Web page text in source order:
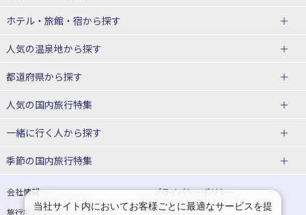
北海道
東北
青森県
宮城県
山形県
関東
埼玉県 千葉県
ホテル・旅館・宿から探す
北海道ホテル・旅館
青森県ホテル・旅館
宮城県ホテル・旅館
山形県ホテル・旅館
東京都ホテル・旅館 神奈川県ホテル・旅館
人気の温泉地から探す
北海道
湯の川温泉(北海道)
十勝川温泉(北海道)
洞爺湖温泉(北海道)
層雲峡温泉(北海道)
東北
都道府県から探す
北海道旅行・ツアー
東北
青森旅行・ツアー 岩手旅行・ツアー
人気の国内旅行特集
東京ディズニーリゾート®への旅
ユニバーサル・スタジオ・ジャパ
一緒に行く人から探す
一人旅 国内版
カップル・夫婦旅行 国内版 女子旅 国内版
季節の国内旅行特集
桜・お花見特集
ゴールデンウィーク（GW）の国内
旅行
会社情報
プライバシーポリシー
旅行業登録票・約款
規約集
当社サイト内においてお客様ごとに最適なサービスを提